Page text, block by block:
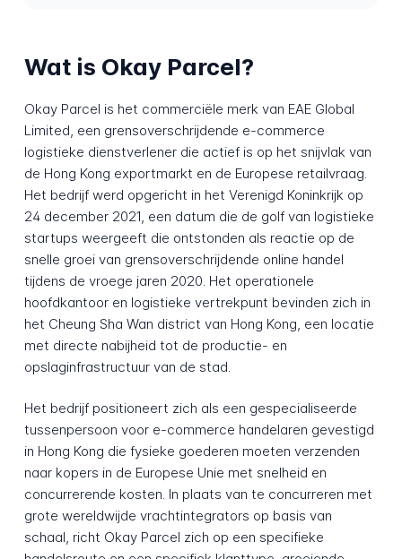
Wat is Okay Parcel?
Okay Parcel is het commerciële merk van EAE Global
Limited, een grensoverschrijdende e-commerce
logistieke dienstverlener die actief is op het snijvlak van
de Hong Kong exportmarkt en de Europese retailvraag.
Het bedrijf werd opgericht in het Verenigd Koninkrijk op
24 december 2021, een datum die de golf van logistieke
startups weergeeft die ontstonden als reactie op de
snelle groei van grensoverschrijdende online handel
tijdens de vroege jaren 2020. Het operationele
hoofdkantoor en logistieke vertrekpunt bevinden zich in
het Cheung Sha Wan district van Hong Kong, een locatie
met directe nabijheid tot de productie- en
opslaginfrastructuur van de stad.
Het bedrijf positioneert zich als een gespecialiseerde
tussenpersoon voor e-commerce handelaren gevestigd
in Hong Kong die fysieke goederen moeten verzenden
naar kopers in de Europese Unie met snelheid en
concurrerende kosten. In plaats van te concurreren met
grote wereldwijde vrachtintegrators op basis van
schaal, richt Okay Parcel zich op een specifieke